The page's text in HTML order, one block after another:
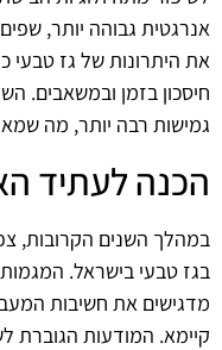
אנרגטית גבוהה יותר,
את היתרונות של גז טבעי
חיסכון בזמן ובמשאבים.
גמישות רבה יותר, מה
הכנה לעתיד
במהלך השנים הקרובות,
בגז טבעי בישראל.
מדגישים את חשיבות
קיימא. המודעות הגוברת